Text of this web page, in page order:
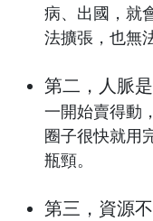
病、出國，就
法擴張，也無
第二，人脈
一開始賣得動
圈子很快就用
瓶頸。
第三，資源